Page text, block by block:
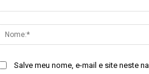
Salve meu nome, e-mail e site neste